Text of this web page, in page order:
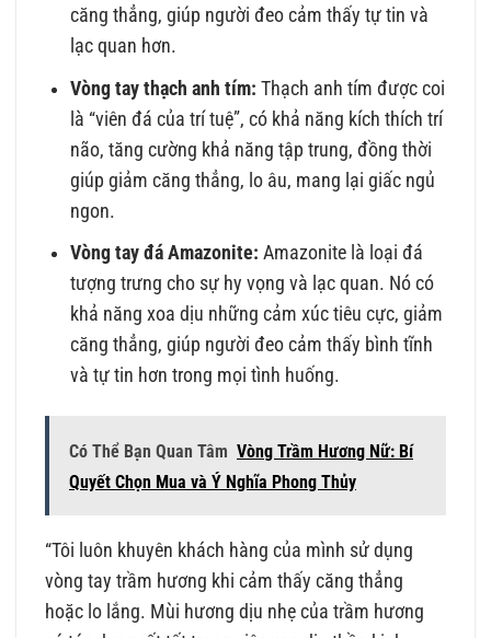
căng thẳng, giúp người đeo cảm thấy tự tin và
lạc quan hơn.
Vòng tay thạch anh tím: Thạch anh tím được coi
là “viên đá của trí tuệ”, có khả năng kích thích trí
não, tăng cường khả năng tập trung, đồng thời
giúp giảm căng thẳng, lo âu, mang lại giấc ngủ
ngon.
Vòng tay đá Amazonite: Amazonite là loại đá
tượng trưng cho sự hy vọng và lạc quan. Nó có
khả năng xoa dịu những cảm xúc tiêu cực, giảm
căng thẳng, giúp người đeo cảm thấy bình tĩnh
và tự tin hơn trong mọi tình huống.
Có Thể Bạn Quan Tâm Vòng Trầm Hương Nữ: Bí
Quyết Chọn Mua và Ý Nghĩa Phong Thủy
“Tôi luôn khuyên khách hàng của mình sử dụng
vòng tay trầm hương khi cảm thấy căng thẳng
hoặc lo lắng. Mùi hương dịu nhẹ của trầm hương